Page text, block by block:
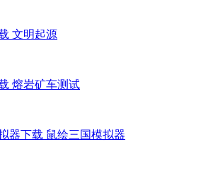
文明起源
熔岩矿车测试
鼠绘三国模拟器